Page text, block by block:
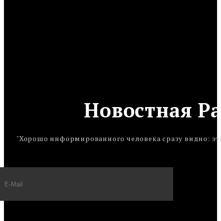
Новостная
"Хорошо информированного человека сразу видно: